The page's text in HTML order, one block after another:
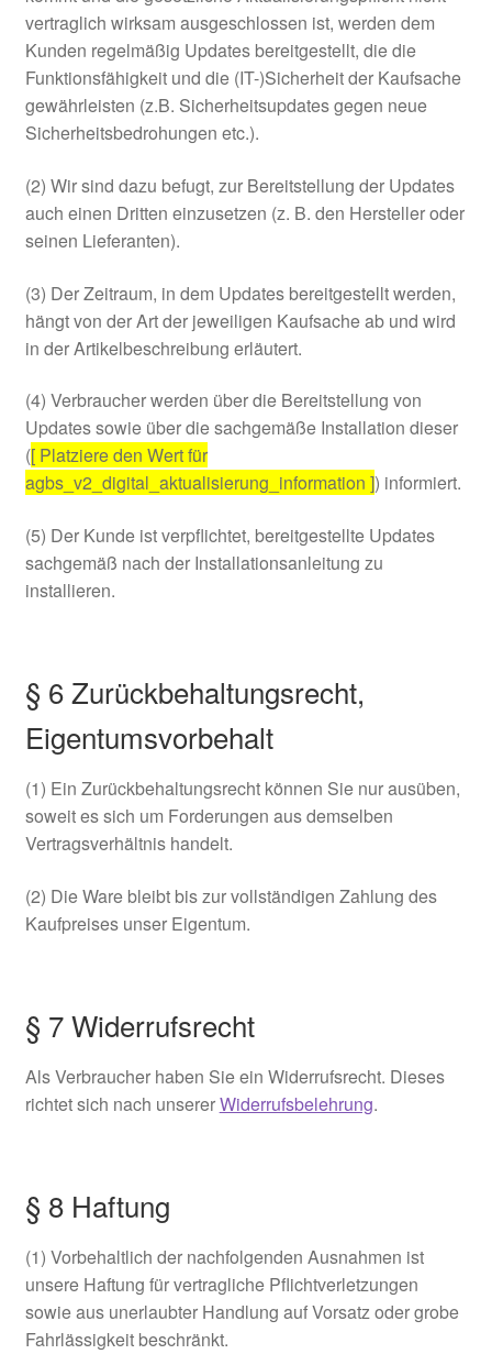
vertraglich wirksam ausgeschlossen ist, werden dem
Kunden regelmäßig Updates bereitgestellt, die die
Funktionsfähigkeit und die (IT-)Sicherheit der Kaufsache
gewährleisten (z.B. Sicherheitsupdates gegen neue
Sicherheitsbedrohungen etc.).
(2) Wir sind dazu befugt, zur Bereitstellung der Updates
auch einen Dritten einzusetzen (z. B. den Hersteller oder
seinen Lieferanten).
(3) Der Zeitraum, in dem Updates bereitgestellt werden,
hängt von der Art der jeweiligen Kaufsache ab und wird
in der Artikelbeschreibung erläutert.
(4) Verbraucher werden über die Bereitstellung von
Updates sowie über die sachgemäße Installation dieser
([ Platziere den Wert für
agbs_v2_digital_aktualisierung_information ]) informiert.
(5) Der Kunde ist verpflichtet, bereitgestellte Updates
sachgemäß nach der Installationsanleitung zu
installieren.
§ 6 Zurückbehaltungsrecht,
Eigentumsvorbehalt
(1) Ein Zurückbehaltungsrecht können Sie nur ausüben,
soweit es sich um Forderungen aus demselben
Vertragsverhältnis handelt.
(2) Die Ware bleibt bis zur vollständigen Zahlung des
Kaufpreises unser Eigentum.
§ 7 Widerrufsrecht
Als Verbraucher haben Sie ein Widerrufsrecht. Dieses
richtet sich nach unsererWiderrufsbelehrung.
§ 8 Haftung
(1) Vorbehaltlich der nachfolgenden Ausnahmen ist
unsere Haftung für vertragliche Pflichtverletzungen
sowie aus unerlaubter Handlung auf Vorsatz oder grobe
Fahrlässigkeit beschränkt.